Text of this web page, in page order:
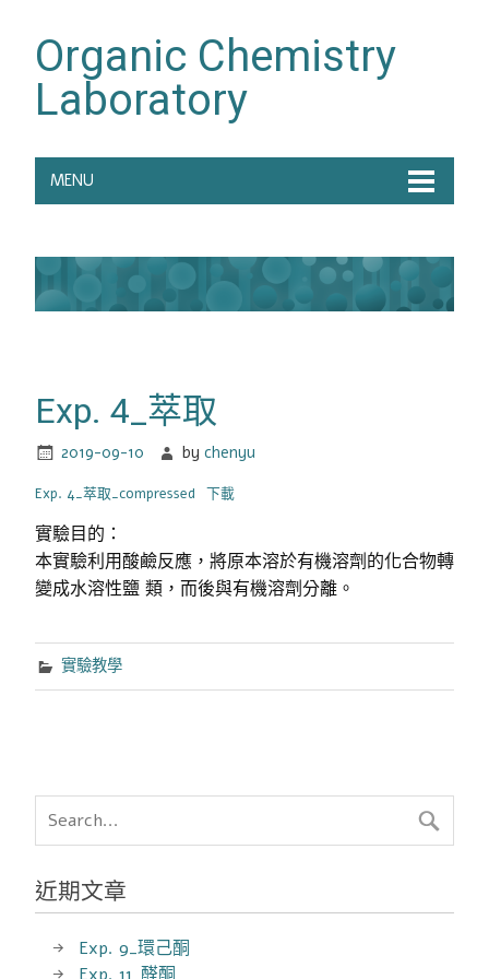
Organic Chemistry
Laboratory
MENU
Exp. 4_萃取
2019-09-10 bychenyu
Exp. 4_萃取_compressed 下載
實驗目的：
本實驗利用酸鹼反應，將原本溶於有機溶劑的化合物轉
變成水溶性鹽 類，而後與有機溶劑分離。
實驗教學
近期文章
Exp. 9_環己酮